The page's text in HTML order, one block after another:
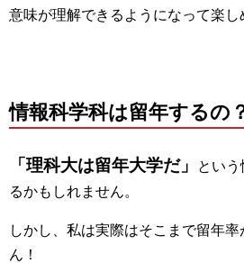
意味が理解できるようになって楽し
情報科学科は留年するの
「理科大は留年大学だ」
とい
るかもしれません。
しかし、私は実際はそこまで留年
ん！